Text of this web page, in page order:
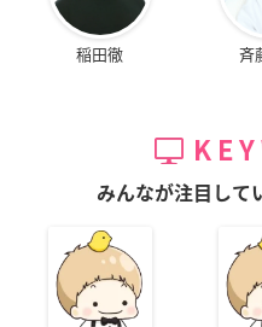
稲田徹 斉
みんなが注目して